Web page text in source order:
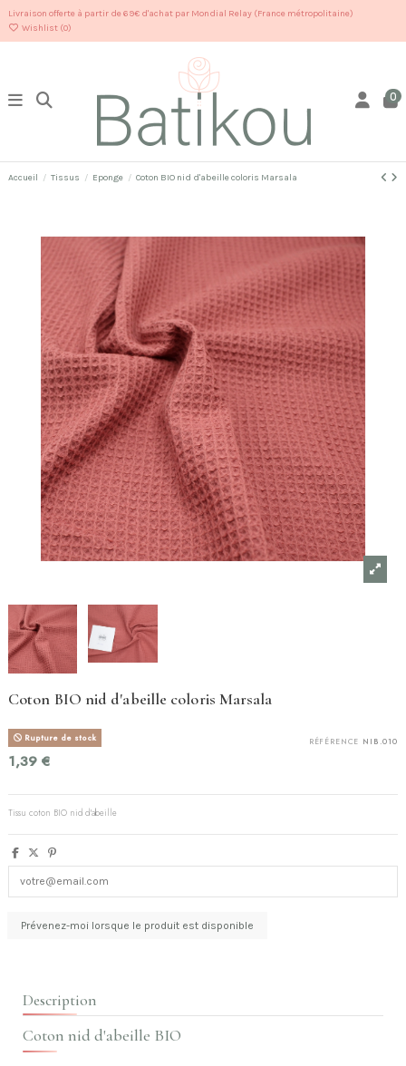
Livraison offerte à partir de 69€ d'achat par Mondial Relay (France métropolitaine)
Wishlist (0)
0
Accueil Tissus Eponge Coton BIO nid d'abeille coloris Marsala
Coton BIO nid d'abeille coloris Marsala
RÉFÉRENCE NIB.010
Rupture de stock
1,39 €
Tissu coton BIO nid d'abeille
Description
Coton nid d'abeille BIO